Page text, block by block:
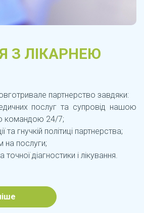
З ЛІКАРНЕЮ
партнерство завдяки:
послуг та супровід нашою
командою 24/7;
та гнучкій політиці партнерства;
на послуги;
діагностики і лікування.